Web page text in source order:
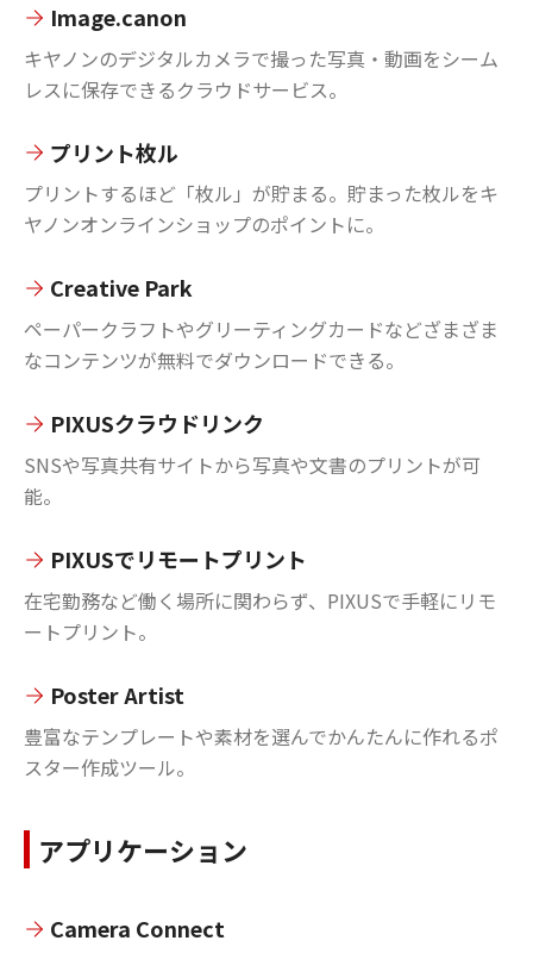
Image.canon
キヤノンのデジタルカメラで撮った写真・動画をシーム
レスに保存できるクラウドサービス。
プリント枚ル
プリントするほど「枚ル」が貯まる。貯まった枚ルをキ
ヤノンオンラインショップのポイントに。
Creative Park
ペーパークラフトやグリーティングカードなどざまざま
なコンテンツが無料でダウンロードできる。
PIXUSクラウドリンク
SNSや写真共有サイトから写真や文書のプリントが可
能。
PIXUSでリモートプリント
在宅勤務など働く場所に関わらず、PIXUSで手軽にリモ
ートプリント。
Poster Artist
豊富なテンプレートや素材を選んでかんたんに作れるポ
スター作成ツール。
アプリケーション
Camera Connect